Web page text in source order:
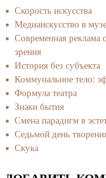
Скорость искусства
Медиаискусство в
Современная реклама
зрения
История без субъекта
Коммунальное тело:
Формула театра
Знаки бытия
Смена парадигм в
Cедьмой день
Скука